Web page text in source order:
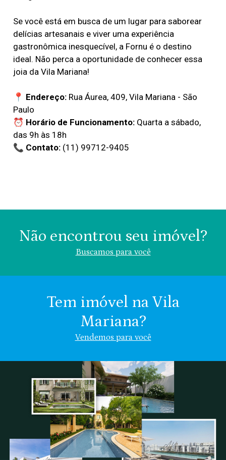
Se você está em busca de um lugar para saborear
delícias artesanais e viver uma experiência
gastronômica inesquecível, a Fornu é o destino
ideal. Não perca a oportunidade de conhecer essa
joia da Vila Mariana!
📍 Endereço:Rua Áurea, 409, Vila Mariana - São
Paulo
⏰ Horário de Funcionamento:Quarta a sábado,
das 9h às 18h
📞 Contato:(11) 99712-9405
Não encontrou seu imóvel?
Buscamos para você
Valor (R$)
Vila Mariana
Chácara Klabin
Chácara
Inglesa
Vila
Clementino
Indiferente
Se preferir, descreva:
Tem imóvel na Vila
Mariana?
Vendemos para você
Nome
Cel.: